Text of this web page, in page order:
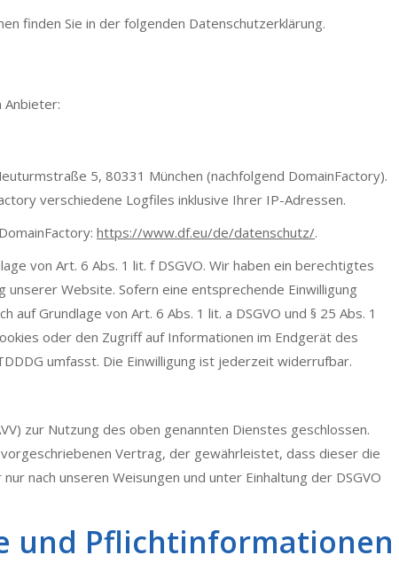
finden Sie in der folgenden Datenschutzerklärung.
5, 80331 München (nachfolgend DomainFactory).
verschiedene Logfiles inklusive Ihrer IP-Adressen.
https://www.df.eu/de/datenschutz/.
von Art. 6 Abs. 1 lit. f DSGVO. Wir haben ein berechtigtes
Website. Sofern eine entsprechende Einwilligung
Grundlage von Art. 6 Abs. 1 lit. a DSGVO und § 25 Abs. 1
oder den Zugriff auf Informationen im Endgerät des
umfasst. Die Einwilligung ist jederzeit widerrufbar.
zur Nutzung des oben genannten Dienstes geschlossen.
Vertrag, der gewährleistet, dass dieser die
nach unseren Weisungen und unter Einhaltung der DSGVO
und Pflicht­informationen